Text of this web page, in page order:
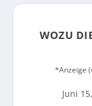
WOZU
*Anzeige
Juni